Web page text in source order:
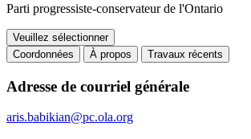
Parti progressiste-conservateur de l'Ontario
Veuillez sélectionner
Coordonnées
À propos Travaux récents
Coordonnées
Adresse de courriel générale
aris.babikian@pc.ola.org